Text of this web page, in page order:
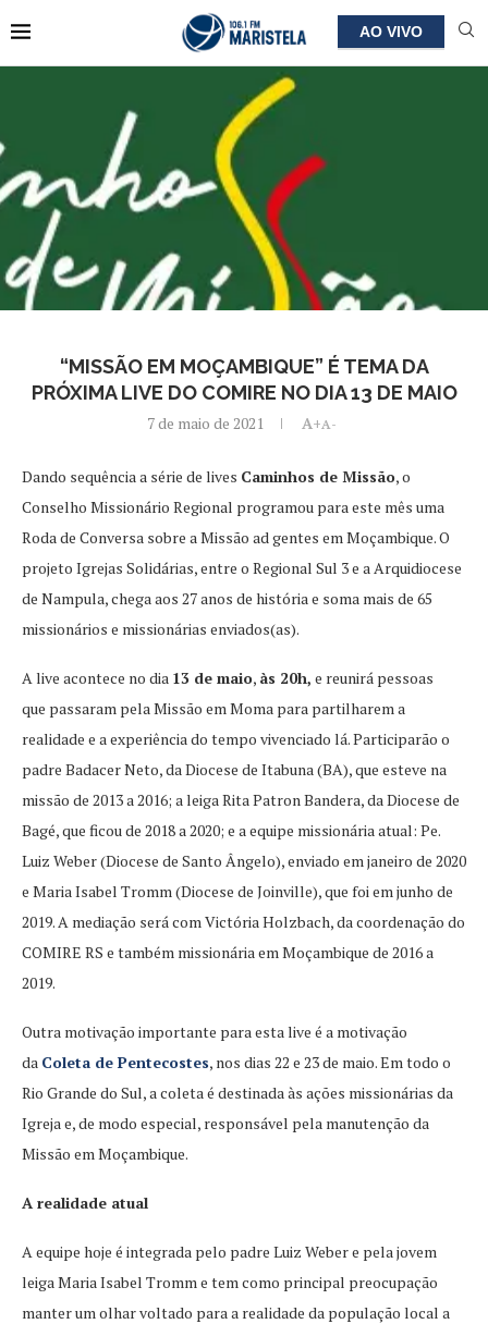
AO VIVO
“MISSÃO EM MOÇAMBIQUE” É TEMA DA
PRÓXIMA LIVE DO COMIRE NO DIA 13 DE MAIO
7 de maio de 2021 A+A-
Dando sequência a série de lives Caminhos de Missão, o
Conselho Missionário Regional programou para este mês uma
Roda de Conversa sobre a Missão ad gentes em Moçambique. O
projeto Igrejas Solidárias, entre o Regional Sul 3 e a Arquidiocese
de Nampula, chega aos 27 anos de história e soma mais de 65
missionários e missionárias enviados(as).
A live acontece no dia 13 de maio, às 20h, e reunirá pessoas
que passaram pela Missão em Moma para partilharem a
realidade e a experiência do tempo vivenciado lá. Participarão o
padre Badacer Neto, da Diocese de Itabuna (BA), que esteve na
missão de 2013 a 2016; a leiga Rita Patron Bandera, da Diocese de
Bagé, que ficou de 2018 a 2020; e a equipe missionária atual: Pe.
Luiz Weber (Diocese de Santo Ângelo), enviado em janeiro de 2020
e Maria Isabel Tromm (Diocese de Joinville), que foi em junho de
2019. A mediação será com Victória Holzbach, da coordenação do
COMIRE RS e também missionária em Moçambique de 2016 a
2019.
Outra motivação importante para esta live é a motivação
da Coleta de Pentecostes, nos dias 22 e 23 de maio. Em todo o
Rio Grande do Sul, a coleta é destinada às ações missionárias da
Igreja e, de modo especial, responsável pela manutenção da
Missão em Moçambique.
A realidade atual
A equipe hoje é integrada pelo padre Luiz Weber e pela jovem
leiga Maria Isabel Tromm e tem como principal preocupação
manter um olhar voltado para a realidade da população local a